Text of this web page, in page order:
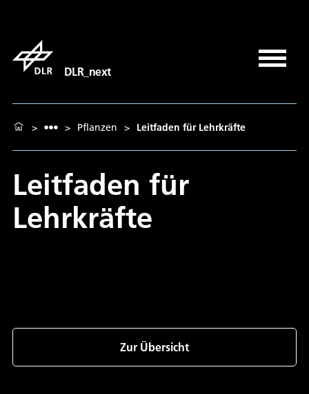
DLR_next
> > Pflanzen > Leitfaden für Lehrkräfte
Leitfaden für
Lehrkräfte
Zur Übersicht